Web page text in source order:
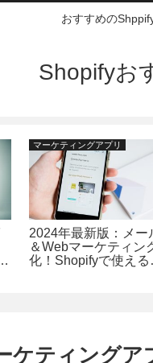
おすすめの
Shopifyお
マーケティングアプリ
2024年最新版：メー
＆Webマーケティン
化！Shopifyで使える
ティングア